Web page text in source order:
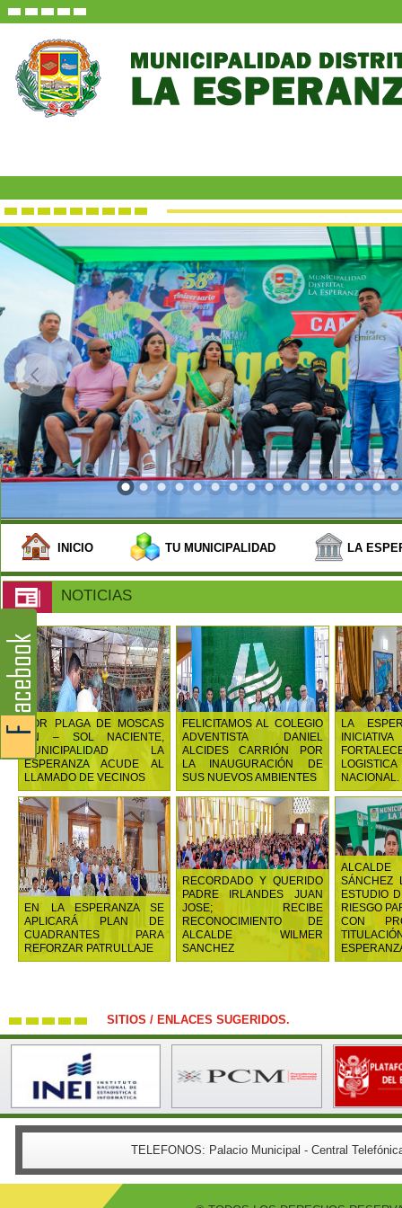
INICIO TU MUNICIPALIDAD LA
NOTICIAS
POR PLAGA DE MOSCAS
EN – SOL NACIENTE,
MUNICIPALIDAD LA
ESPERANZA ACUDE AL
LLAMADO DE VECINOS
FELICITAMOS AL COLEGIO
ADVENTISTA DANIEL
ALCIDES CARRIÓN POR
LA INAUGURACIÓN DE
SUS NUEVOS AMBIENTES
LA
NACIONAL.
EN LA ESPERANZA SE
APLICARÁ PLAN DE
CUADRANTES PARA
REFORZAR PATRULLAJE
RECORDADO Y QUERIDO
PADRE IRLANDES JUAN
JOSE; RECIBE
RECONOCIMIENTO DE
ALCALDE WILMER
SANCHEZ
SÁNCHEZ
ESTUDIO
RIESGO
CON
SITIOS / ENLACES SUGERIDOS.
TELEFONOS: Palacio Municipal - Central